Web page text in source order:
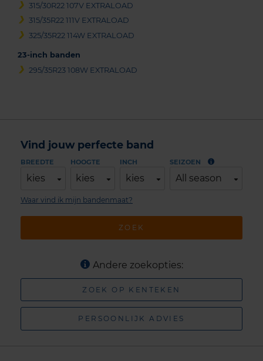
315/30R22 107V EXTRALOAD
315/35R22 111V EXTRALOAD
325/35R22 114W EXTRALOAD
23-inch banden
295/35R23 108W EXTRALOAD
Vind jouw perfecte band
BREEDTE
kies
HOOGTE
kies
INCH
kies
SEIZOEN
All season
ZOEK
Waar vind ik mijn bandenmaat?
Andere zoekopties:
ZOEK OP KENTEKEN
PERSOONLIJK ADVIES